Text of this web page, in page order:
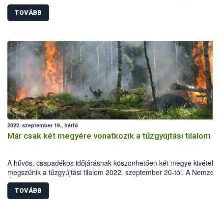
természettudományos végzettségű szakemberek vehettek részt. A 3
legaktívabb résztvevőt mintegy félszáz jelentkező közül választották
Fodor Aliz, Miklós Andrea, valamint Pusztai-Pikó Boglárka összesen
kiérdemelték az Oktatási Nagyköveti címet.
TOVÁBB
2022. szeptember 19., hétfő
Már csak két megyére vonatkozik a tűzgyújtási tilalom
A hűvös, csapadékos időjárásnak köszönhetően két megye
megszűnik a tűzgyújtási tilalom 2022. szeptember 20-tól. A Nemzeti
Élelmiszerlánc-biztonsági Hivatal (Nébih) felhívja a lakosság
hogy legyenek fokozottan körültekintőek, Magyarországon ugyanis
erdőtüzek 99 százalékát emberi mulasztás okozza.
TOVÁBB